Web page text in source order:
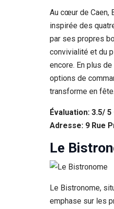
Au cœur de Caen,
inspirée des
par ses propres
convivialité et du
encore. En plus
options de
transforme en fête.
Évaluation: 3.5/
Adresse: 9 Rue
Le
Le Bistronome,
emphase sur les